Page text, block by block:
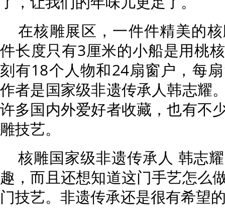
在核雕展区，一件件精美的
件长度只有3厘米的小船是用桃
刻有18个人物和24扇窗户，每
作者是国家级非遗传承人韩志耀
许多国内外爱好者收藏，也有不
雕技艺。
核雕国家级非遗传承人 韩志
趣，而且还想知道这门手艺怎么
门技艺。非遗传承还是很有希望